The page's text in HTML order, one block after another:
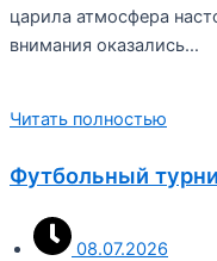
царила атмосфера
внимания оказались…
Читать полностью
Футбольный
08.07.2026